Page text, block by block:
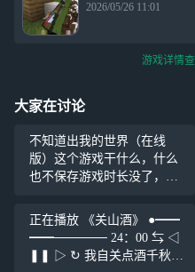
2026/05/26 11:01
游戏详情
大家在讨论
不知道出我的世界（在线
版）这个游戏干什么，什么
也不保存游戏时长没了，被
实名登录，就云手机里的我
的世界能保存。
正在播放 《关山酒》 ●━━
━━────── 24：00 ⇆ ◁